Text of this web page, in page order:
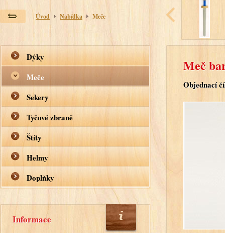
Úvod Nabídka Meče
Dýky
Meče
Sekery
Tyčové zbraně
Štíty
Helmy
Doplňky
Informace
Meč
Objednací